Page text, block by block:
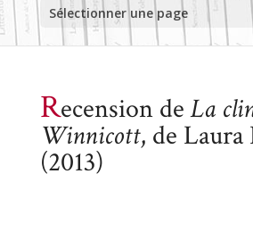
Sélectionner une page
Recension deLa
Winnicott, de
(2013)